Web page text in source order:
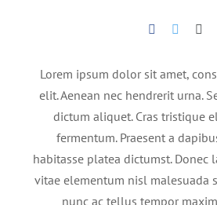
Lorem ipsum dolor sit amet,
elit. Aenean nec hendrerit urna.
dictum aliquet. Cras tristique
fermentum. Praesent a
habitasse platea dictumst. Donec
vitae elementum nisl malesuada
nunc ac tellus tempor